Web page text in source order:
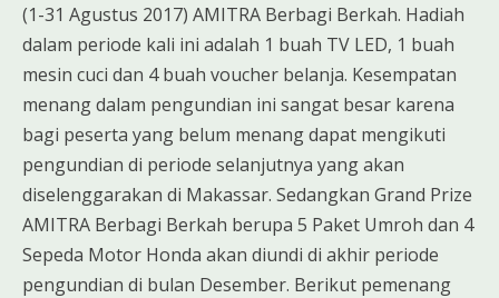
(1-31 Agustus 2017) AMITRA Berbagi Berkah. Hadiah
dalam periode kali ini adalah 1 buah TV LED, 1 buah
mesin cuci dan 4 buah voucher belanja. Kesempatan
menang dalam pengundian ini sangat besar karena
bagi peserta yang belum menang dapat mengikuti
pengundian di periode selanjutnya yang akan
diselenggarakan di Makassar. Sedangkan Grand Prize
AMITRA Berbagi Berkah berupa 5 Paket Umroh dan 4
Sepeda Motor Honda akan diundi di akhir periode
pengundian di bulan Desember. Berikut pemenang